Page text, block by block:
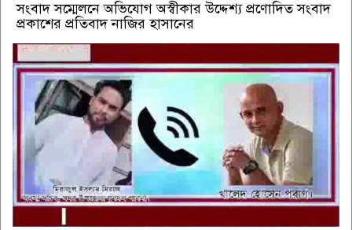
সংবাদ সম্মেলনে অভিযোগ অস্বীকার উদ্দেশ্য প্রণোদিত সংবাদ
প্রকাশের প্রতিবাদ নাজির হাসানের